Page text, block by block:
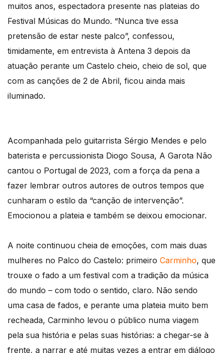
muitos anos, espectadora presente nas plateias do
Festival Músicas do Mundo. “Nunca tive essa
pretensão de estar neste palco”, confessou,
timidamente, em entrevista à Antena 3 depois da
atuação perante um Castelo cheio, cheio de sol, que
com as canções de 2 de Abril, ficou ainda mais
iluminado.
Acompanhada pelo guitarrista Sérgio Mendes e pelo
baterista e percussionista Diogo Sousa, A Garota Não
cantou o Portugal de 2023, com a força da pena a
fazer lembrar outros autores de outros tempos que
cunharam o estilo da “canção de intervenção”.
Emocionou a plateia e também se deixou emocionar.
A noite continuou cheia de emoções, com mais duas
mulheres no Palco do Castelo: primeiro Carminho, que
trouxe o fado a um festival com a tradição da música
do mundo – com todo o sentido, claro. Não sendo
uma casa de fados, e perante uma plateia muito bem
recheada, Carminho levou o público numa viagem
pela sua história e pelas suas histórias: a chegar-se à
frente, a narrar e até muitas vezes a entrar em diálogo